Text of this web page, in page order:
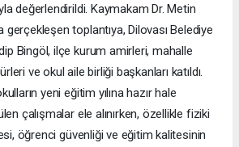
değerlendirildi. Kaymakam Dr. Metin
gerçekleşen toplantıya, Dilovası Belediye
Bingöl, ilçe kurum amirleri, mahalle
ve okul aile birliği başkanları katıldı.
yeni eğitim yılına hazır hale
çalışmalar ele alınırken, özellikle fiziki
öğrenci güvenliği ve eğitim kalitesinin